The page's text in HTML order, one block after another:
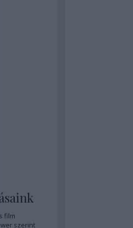
film
szerint